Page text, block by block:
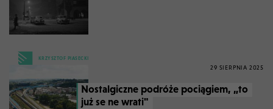
KRZYSZTOF PIASECKI
29 SIERPNIA 2025
Nostalgiczne podróże pociągiem, „to
już se ne wrati"